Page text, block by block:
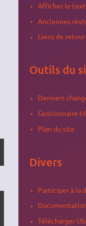
Afficher le
Anciennes
Liens de retour
Outils du
Derniers
Gestionnaire
Plan du site
Divers
Participer à la
Télécharger